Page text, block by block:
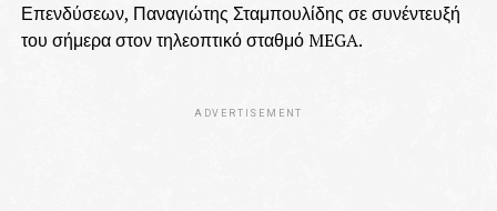
Επενδύσεων, Παναγιώτης Σταμπουλίδης σε συνέντευξή
του σήμερα στον τηλεοπτικό σταθμό MEGA.
ADVERTISEMENT